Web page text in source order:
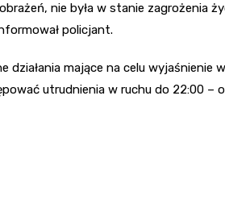
nie była w stanie zagrożenia
policjant.
działania mające na celu
utrudnienia w ruchu do 22:00 –